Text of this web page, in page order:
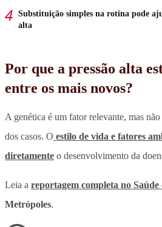
Substituição simples na rotina pode
alta
Por que a pressão alta
entre os mais novos?
A genética é um fator relevante, mas
dos casos. O estilo de vida e fatores
diretamente o desenvolvimento da
Leia a reportagem completa no Saúde
Metrópoles.